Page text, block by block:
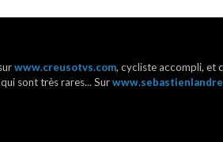
www.creusotvs.com, cycliste accompli, et
sont très rares... Sur